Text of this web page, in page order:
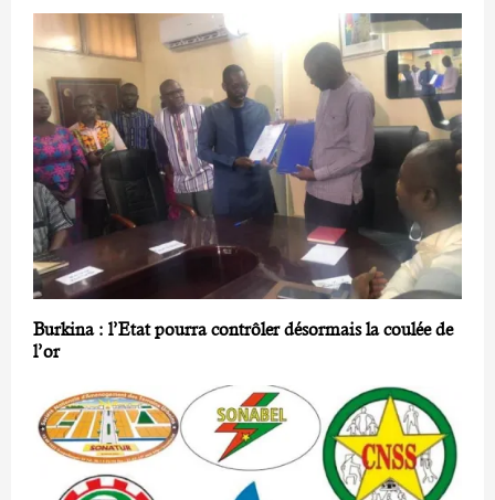
Burkina : l’Etat pourra contrôler désormais la coulée de
l’or